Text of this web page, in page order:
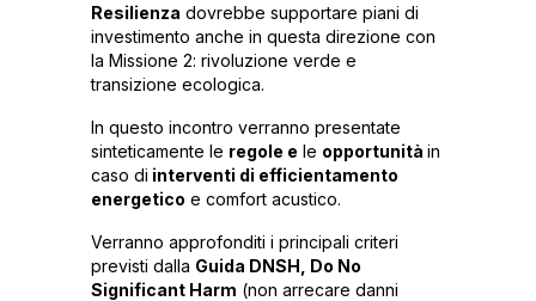
Resilienza dovrebbe supportare piani di
investimento anche in questa direzione con
la Missione 2: rivoluzione verde e
transizione ecologica.
In questo incontro verranno presentate
sinteticamente le regole e le opportunità in
caso di interventi di efficientamento
energetico e comfort acustico.
Verranno approfonditi i principali criteri
previsti dalla Guida DNSH, Do No
Significant Harm (non arrecare danni